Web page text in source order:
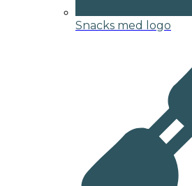
Snacks med logo